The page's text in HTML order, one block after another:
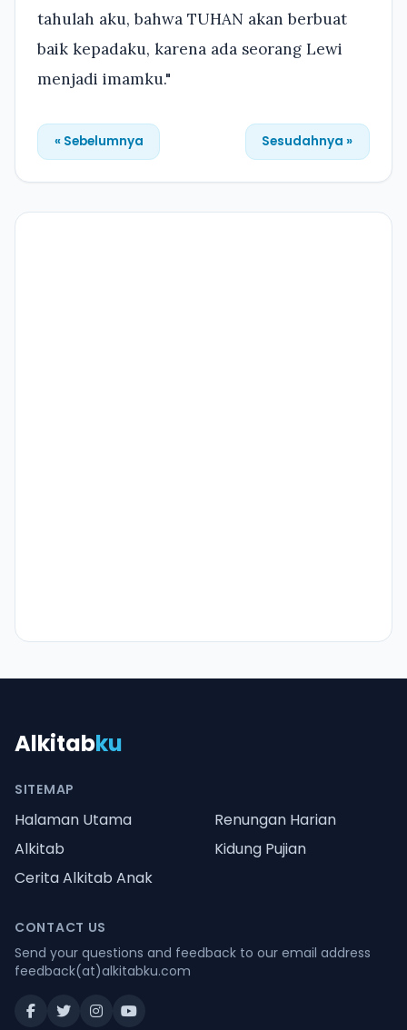
tahulah aku, bahwa TUHAN akan berbuat
baik kepadaku, karena ada seorang Lewi
menjadi imamku."
« Sebelumnya Sesudahnya »
Alkitabku
SITEMAP
Halaman Utama
Renungan Harian
Alkitab
Kidung Pujian
Cerita Alkitab Anak
CONTACT US
Send your questions and feedback to our email address
feedback(at)alkitabku.com